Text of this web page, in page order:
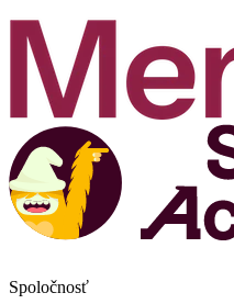
Spoločnosť